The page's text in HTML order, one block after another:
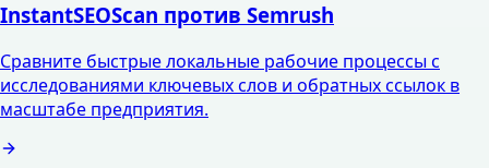
InstantSEOScan против Semrush
Сравните быстрые локальные рабочие процессы с
исследованиями ключевых слов и обратных ссылок в
масштабе предприятия.